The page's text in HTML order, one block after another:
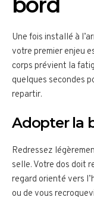
Une fois installé à
votre premier enjeu
corps prévient la
quelques secondes
repartir.
Adopter la
Redressez
selle. Votre dos doit
regard orienté vers
ou de vous